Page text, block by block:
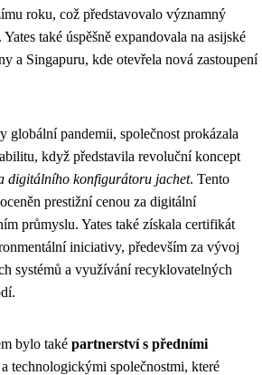
roku, což představovalo významný
také úspěšně expandovala na asijské
a Singapuru, kde otevřela nová zastoupení
globální pandemii, společnost prokázala
když představila revoluční koncept
digitálního konfigurátoru jachet. Tento
prestižní cenou za digitální
průmyslu. Yates také získala certifikát
iniciativy, především za vývoj
systémů a využívání recyklovatelných
bylo také partnerství s předními
a technologickými společnostmi, které